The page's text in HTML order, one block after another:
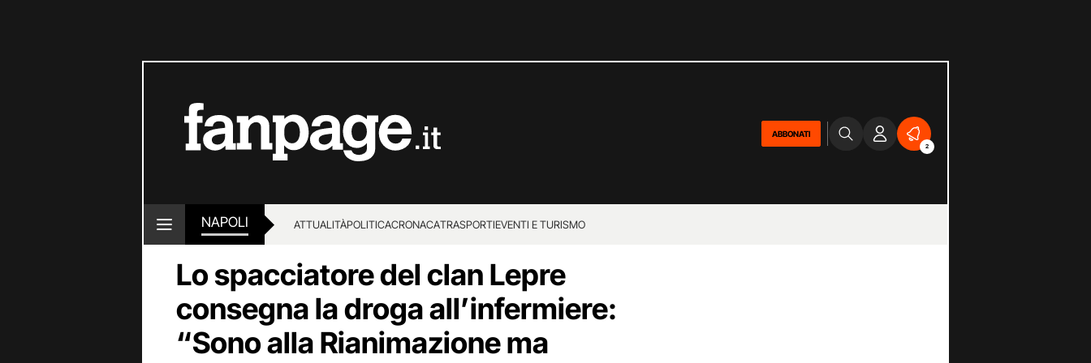
ABBONATI
2
NAPOLI ATTUALITÀPOLITICACRONACATRASPORTIEVENTI E TURISMO
Lo spacciatore del clan Lepre
consegna la droga all’infermiere:
“Sono alla Rianimazione ma